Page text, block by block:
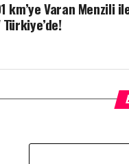
km’ye Varan Menzili
Türkiye’de!